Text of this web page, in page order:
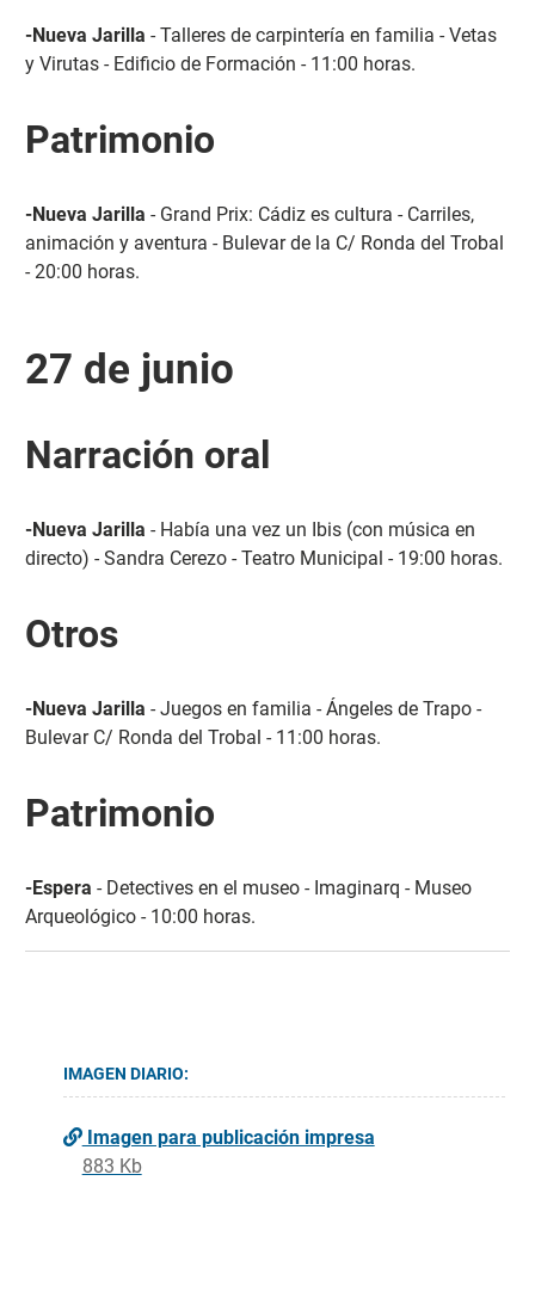
-Nueva Jarilla - Talleres de carpintería en familia - Vetas
y Virutas - Edificio de Formación - 11:00 horas.
Patrimonio
-Nueva Jarilla - Grand Prix: Cádiz es cultura - Carriles,
animación y aventura - Bulevar de la C/ Ronda del Trobal
- 20:00 horas.
27 de junio
Narración oral
-Nueva Jarilla - Había una vez un Ibis (con música en
directo) - Sandra Cerezo - Teatro Municipal - 19:00 horas.
Otros
-Nueva Jarilla - Juegos en familia - Ángeles de Trapo -
Bulevar C/ Ronda del Trobal - 11:00 horas.
Patrimonio
-Espera - Detectives en el museo - Imaginarq - Museo
Arqueológico - 10:00 horas.
IMAGEN DIARIO:
Imagen para publicación impresa
883 Kb